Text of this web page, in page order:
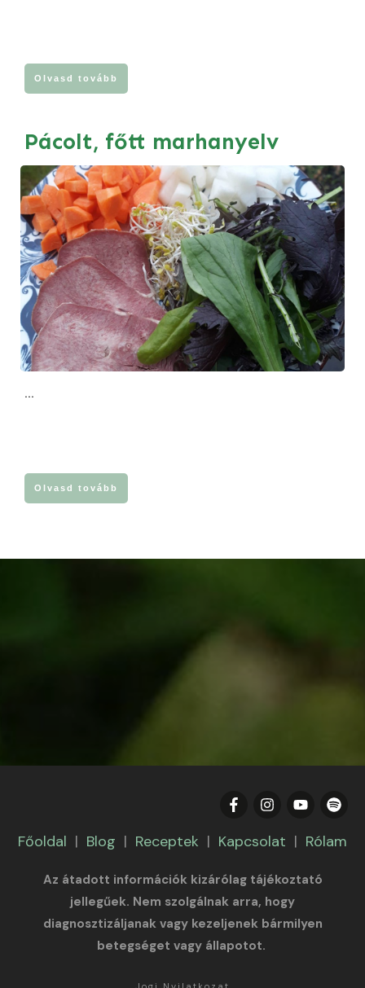
Olvasd tovább
Pácolt, főtt marhanyelv
...
Olvasd tovább
Főoldal | Blog | Receptek | Kapcsolat | Rólam
Az átadott információk kizárólag tájékoztató
jellegűek. Nem szolgálnak arra, hogy
diagnosztizáljanak vagy kezeljenek bármilyen
betegséget vagy állapotot.